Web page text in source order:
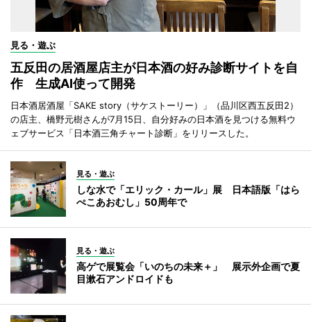
見る・遊ぶ
五反田の居酒屋店主が日本酒の好み診断サイトを自
作 生成AI使って開発
日本酒居酒屋「SAKE story（サケストーリー）」（品川区西五反田2）
の店主、橋野元樹さんが7月15日、自分好みの日本酒を見つける無料ウ
ェブサービス「日本酒三角チャート診断」をリリースした。
見る・遊ぶ
しな水で「エリック・カール」展 日本語版「はら
ぺこあおむし」50周年で
見る・遊ぶ
高ゲで展覧会「いのちの未来＋」 展示外企画で夏
目漱石アンドロイドも